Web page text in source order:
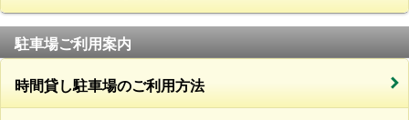
駐車場ご利用案内
時間貸し駐車場のご利用方法